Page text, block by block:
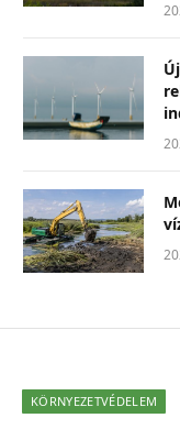
KÖRNYEZETVÉDELEM